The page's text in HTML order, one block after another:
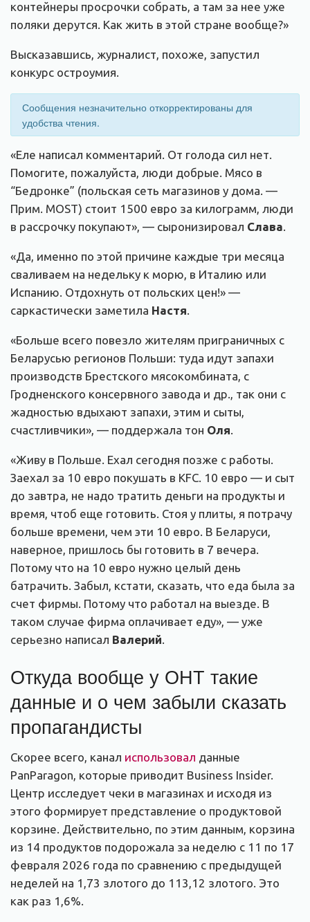
контейнеры просрочки собрать, а там за нее уже
поляки дерутся. Как жить в этой стране вообще?»
Высказавшись, журналист, похоже, запустил
конкурс остроумия.
Сообщения незначительно откорректированы для
удобства чтения.
«Еле написал комментарий. От голода сил нет.
Помогите, пожалуйста, люди добрые. Мясо в
“Бедронке” (польская сеть магазинов у дома. —
Прим. MOST) стоит 1500 евро за килограмм, люди
в рассрочку покупают», — сыронизировал Слава
«Да, именно по этой причине каждые три месяца
сваливаем на недельку к морю, в Италию или
Испанию. Отдохнуть от польских цен!» —
саркастически заметила Настя
«Больше всего повезло жителям приграничных с
Беларусью регионов Польши: туда идут запахи
производств Брестского мясокомбината, с
Гродненского консервного завода и др., так они с
жадностью вдыхают запахи, этим и сыты,
счастливчики», — поддержала тон Оля
«Живу в Польше. Ехал сегодня позже с работы.
Заехал за 10 евро покушать в KFC. 10 евро — и сыт
до завтра, не надо тратить деньги на продукты и
время, чтоб еще готовить. Стоя у плиты, я потрачу
больше времени, чем эти 10 евро. В Беларуси,
наверное, пришлось бы готовить в 7 вечера.
Потому что на 10 евро нужно целый день
батрачить. Забыл, кстати, сказать, что еда была за
счет фирмы. Потому что работал на выезде. В
таком случае фирма оплачивает еду», — уже
серьезно написал Валерий
Откуда вообще у ОНТ такие
данные и о чем забыли сказать
пропагандисты
Скорее всего, канал использовал данные
PanParagon, которые приводит Business Insider.
Центр исследует чеки в магазинах и исходя из
этого формирует представление о продуктовой
корзине. Действительно, по этим данным, корзина
из 14 продуктов подорожала за неделю с 11 по 17
февраля 2026 года по сравнению с предыдущей
неделей на 1,73 злотого до 113,12 злотого. Это
как раз 1,6%.